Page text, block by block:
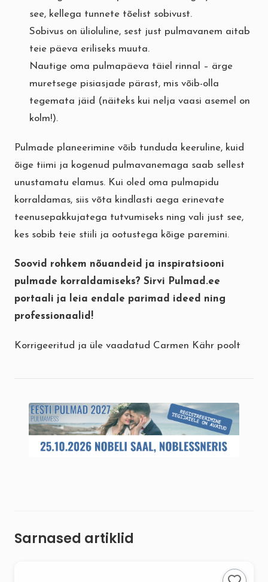
see, kellega tunnete tõelist sobivust.
Sobivus on ülioluline, sest just pulmavanem aitab
teie päeva eriliseks muuta.
Nautige oma pulmapäeva täiel rinnal – ärge
muretsege pisiasjade pärast, mis võib-olla
tegemata jäid (näiteks kui nelja vaasi asemel on
kolm!).
Pulmade planeerimine võib tunduda keeruline, kuid
õige tiimi ja kogenud pulmavanemaga saab sellest
unustamatu elamus. Kui oled oma pulmapidu
korraldamas, siis võta kindlasti aega erinevate
teenusepakkujatega tutvumiseks ning vali just see,
kes sobib teie stiili ja ootustega kõige paremini.
Soovid rohkem nõuandeid ja inspiratsiooni
pulmade korraldamiseks? Sirvi Pulmad.ee
portaali ja leia endale parimad ideed ning
professionaalid!
Korrigeeritud ja üle vaadatud Carmen Kähr poolt
Sarnased artiklid